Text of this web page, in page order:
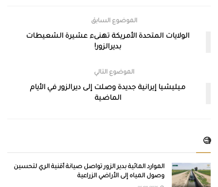
الموضوع السابق
الولايات المتحدة الأمريكة تهنىء عشيرة الشعيطات
بديرالزور!
الموضوع التالي
ميليشيا إيرانية جديدة وصلت إلى ديرالزور في الأيام
الماضية
🧐
الموارد المائية بدير الزور تواصل صيانة أقنية الري لتحسين
وصول المياه إلى الأراضي الزراعية